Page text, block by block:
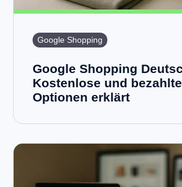
Google Shopping
Google Shopping
Kostenlose und bezahlte
Optionen erklärt